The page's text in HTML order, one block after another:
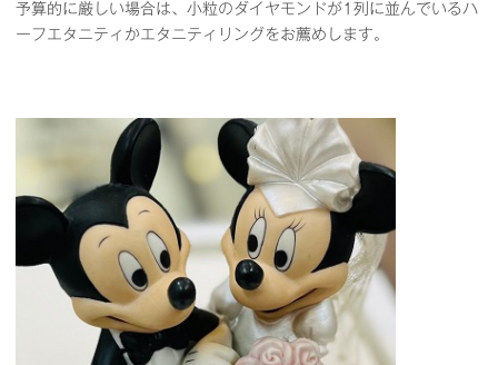
予算的に厳しい場合は、小粒のダイヤモンドが1列に並んでいるハ
ーフエタニティかエタニティリングをお薦めします。